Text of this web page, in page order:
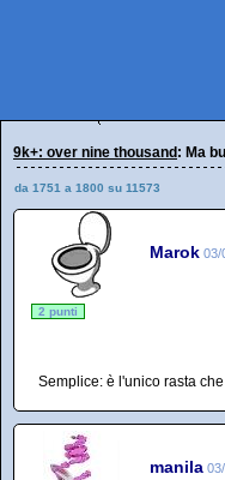
9k+: over nine thousand : Ma
da 1751 a 1800 su 11573
Marok 03/
2 punti
Semplice: è l'unico rasta
manila